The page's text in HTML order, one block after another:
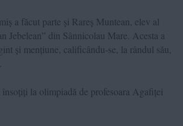
a făcut parte și Rareș Muntean, elev al
Jebelean” din Sânnicolau Mare. Acesta a
și mențiune, calificându-se, la rândul său,
la olimpiadă de profesoara Agafiței